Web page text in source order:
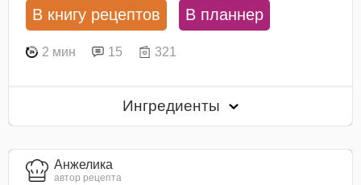
В книгу рецептов В планнер
2 мин 15 321
Ингредиенты
Анжелика
автор рецепта